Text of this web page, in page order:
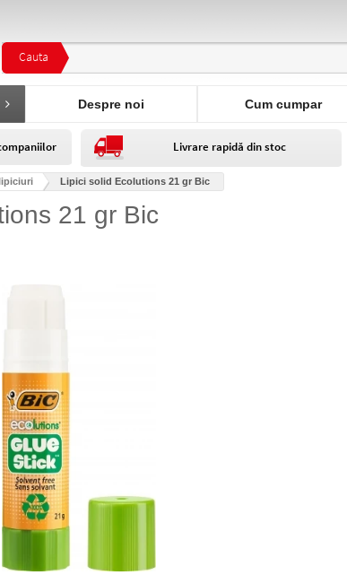
Cauta
Despre noi Cum cumpar
Livrare rapidă din stoc
Lipici solid Ecolutions 21 gr Bic
21 gr Bic